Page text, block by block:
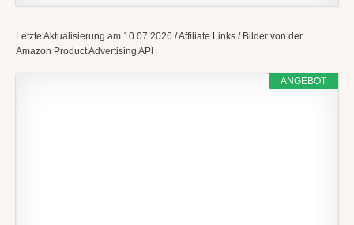
Letzte Aktualisierung am 10.07.2026 / Affiliate Links / Bilder von der
Amazon Product Advertising API
ANGEBOT